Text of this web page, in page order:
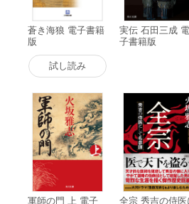
蒼き海狼 電子書籍
版
試し読み
実伝 石田三成 電
子書籍版
軍師の門 上 電子
全宗 秀吉の侍医